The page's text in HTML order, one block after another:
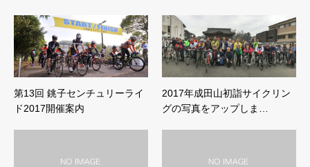
第13回 銚子センチュリーライ
ド2017開催案内
2017年成田山初詣サイクリン
グの写真をアップしま…